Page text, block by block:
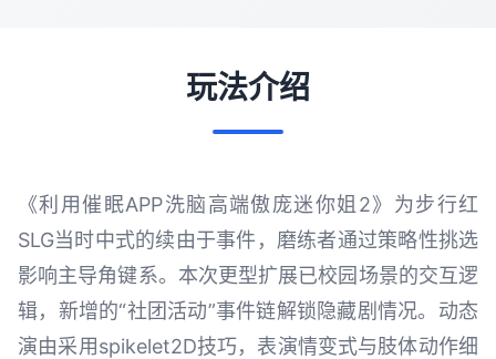
玩法介绍
《利用催眠APP洗脑高端傲庞迷你姐2》为步行红
SLG当时中式的续由于事件，磨练者通过策略性挑选
影响主导角键系。本次更型扩展已校园场景的交互逻
辑，新增的“社团活动”事件链解锁隐藏剧情况。动态
演由采用spikelet2D技巧，表演情变式与肢体动作细